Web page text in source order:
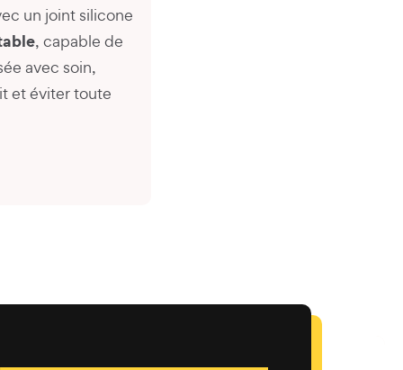
un joint silicone
, capable de
avec soin,
et éviter toute